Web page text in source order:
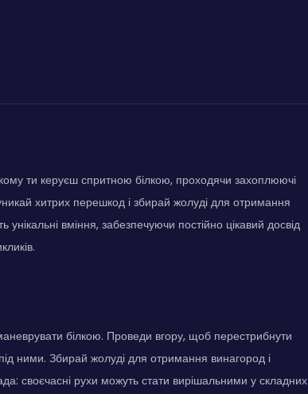
ти керуєш спритною білкою, проходячи захоплюючі
хитрих перешкод і збирай жолуді для отримання
унікальні вміння, забезпечуючи постійно цікавий досвід
білкою. Проведи вгору, щоб перестрибнути
ними. Збирай жолуді для отримання винагород і
своєчасні рухи можуть стати вирішальними у складних